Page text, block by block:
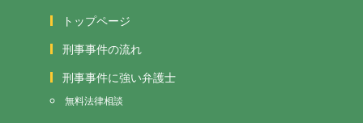
トップページ
刑事事件の流れ
刑事事件に強い弁護士
無料法律相談